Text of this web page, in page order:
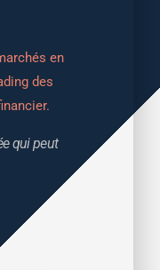
en
des
qui peut